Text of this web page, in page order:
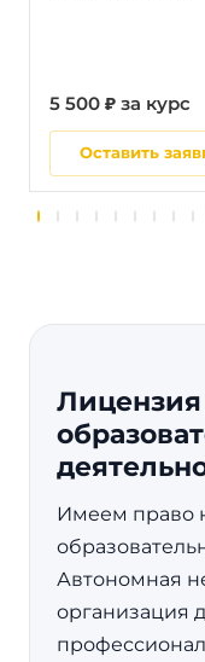
5 500 ₽ за курс
Оставить
Лицензия
Имеем право
Автономная
организация